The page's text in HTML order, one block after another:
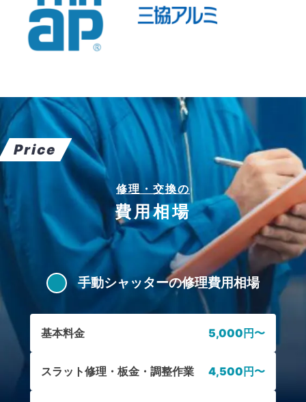
Price
修理・交換の
費用相場
手動シャッターの修理費用相場
基本料金 5,000円〜
スラット修理・板金・調整作業 4,500円〜